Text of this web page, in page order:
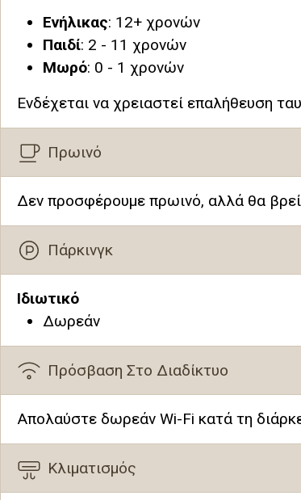
Ενήλικας: 12+ χρονών
Παιδί: 2 - 11 χρονών
Μωρό: 0 - 1 χρονών
Ενδέχεται να χρειαστεί επαλήθευση
Πρωινό
Δεν προσφέρουμε πρωινό, αλλά θα
Πάρκινγκ
Ιδιωτικό
Δωρεάν
Πρόσβαση Στο Διαδίκτυο
Απολαύστε δωρεάν Wi-Fi κατά τη
Κλιματισμός